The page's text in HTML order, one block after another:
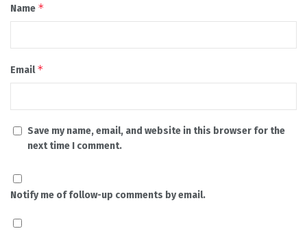
Name *
Email*
Save my name, email, and website in this browser for the
next time I comment.
Notify me of follow-up comments by email.